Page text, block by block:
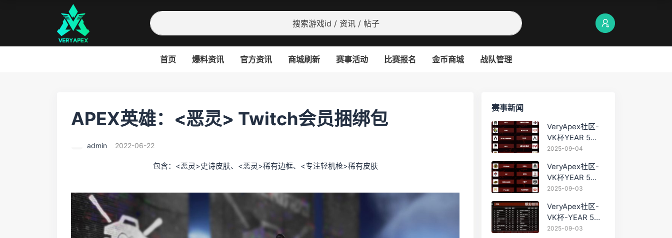
首页 爆料资讯 官方资讯 商城刷新 赛事活动 比赛报名 金币商城 战队管理
APEX英雄：<恶灵> Twitch会员捆绑包
admin 2022-06-22
包含：<恶灵>史诗皮肤、<恶灵>稀有边框、<专注轻机枪>稀有皮肤
赛事新闻
VeryApex社区-
VK杯YEAR 5
PRO训练赛
2025-09-04
VeryApex社区-
VK杯YEAR 5
PRO训练赛
2025-09-03
VeryApex社区-
VK杯-YEAR 5
PRO训练赛
2025-09-03